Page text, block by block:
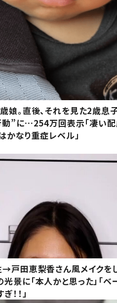
娘。直後、それを見た2歳息
”に…254万回表示「凄い
はかなり重症レベル」
→戸田恵梨香さん風メイクを
景に「本人かと思った」「ベ
！！」